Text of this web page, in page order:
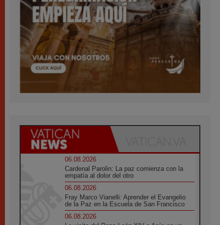
06.08.2026
Cardenal Parolin: La paz comienza con la
empatía al dolor del otro
06.08.2026
Fray Marco Vianelli: Aprender el Evangelio
de la Paz en la Escuela de San Francisco
06.08.2026